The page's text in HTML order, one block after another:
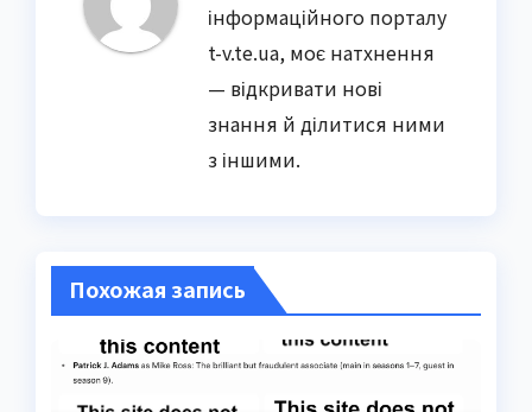
інформаційного порталу
t-v.te.ua, моє натхнення
— відкривати нові
знання й ділитися ними
з іншими.
Похожая запись